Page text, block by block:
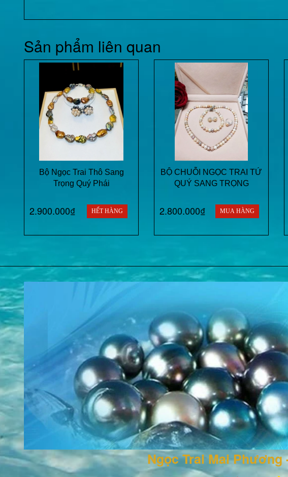
Sản phẩm liên quan
Bộ Ngọc Trai Thô Sang
Trọng Quý Phái
2.900.000₫ HẾT HÀNG
BỘ CHUỖI NGỌC TRAI TỨ
QUÝ SANG TRỌNG
2.800.000₫ MUA HÀNG
Ngọc Trai Mai Phương